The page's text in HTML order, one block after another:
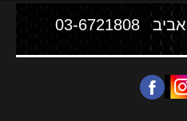
03-6721808